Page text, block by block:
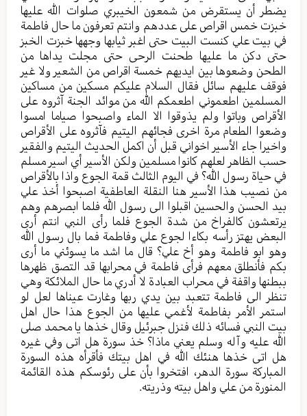
يضطر أن يستقرض من شمعون الخيبري صلوات الله عليها
خبزت خمس اقراص على عددهم وانتم تعرفون ما حال فاطمة
في بيت علي كنست البيت حتى اغبر ثيابها وجهها خبزت الخبز
حتى دكن ما عليها طحنت الرحى حتى مجلت يداها من
الطحن وضعوها بين ايديهم خمسة اقراص من الشعير ولا غير
فوقف عليهم سائل فقال السلام عليكم مسكين من مساكين
المسلمين اطعموني اطعمكم الله من موائد الجنة آثروه على
الأقراص وباتوا ولم يذوقوا الا الماء واصبحوا صياما امسوا
وضعوا الطعام مرة اخرى فجائهم اليتيم فآثروه على الأقراص
واخيرا جاء الأسير اخواني قبل أن اكمل الحديث اليتيم والفقير
حسب الظاهر لعلهم كانوا مسلمين ولكن الأسير أي اسير مسلم
في حياة رسول الله؟ في اليوم الثالث قمة الجوع واذا بالأقراص
من نصيب هذا الأسير هنا النقلة العاطفية اصبحوا أخذ علي
بيد الحسن والحسين اقبلوا الى رسول الله فلما ابصرهم وهم
يرتعشون كالفراخ من شدة الجوع فلما رأى النبي انتم أرى
البعض يهتز رأسه بكاءا لجوع علي وفاطمة فما بال رسول الله
وهو ابو فاطمة وهو أخ علي؟ قال ما اشد ما يسوئني ما أرى
بكم فأنطلق معهم فرأى فاطمة في محرابها قد التصق ظهرها
ببطنها واقفة في محراب العبادة لا أدري ما حال الملائكة وهي
تنظر الى فاطمة تتعبد بين يدي ربها وغارت عيناها لعل لو
استمر الأمر بفاطمة لأغمي عليها من الجوع هذا حال اهل
بيت النبي فسائه ذلك فنزل جبرئيل وقال خذها يا محمد صلى
الله عليه وآله وسلم يعني ماذا؟ خذ سورة هل اتى وفي غيره
هل اتى خذها هنئك الله في اهل بيتك فأقرأه هذه السورة
المباركة سورة الدهر، افتخروا بأن على رئوسكم هذه القائمة
المنورة من علي واهل بيته وذريته.